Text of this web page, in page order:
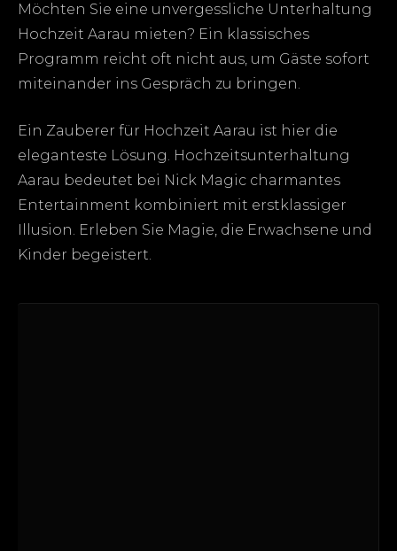
Möchten Sie eine unvergessliche Unterhaltung
Hochzeit Aarau mieten? Ein klassisches
Programm reicht oft nicht aus, um Gäste sofort
miteinander ins Gespräch zu bringen.
Ein Zauberer für Hochzeit Aarau ist hier die
eleganteste Lösung. Hochzeitsunterhaltung
Aarau bedeutet bei Nick Magic charmantes
Entertainment kombiniert mit erstklassiger
Illusion. Erleben Sie Magie, die Erwachsene und
Kinder begeistert.